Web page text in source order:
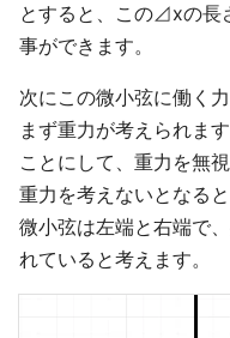
とすると、この⊿xの長
事ができます。
次にこの微小弦に働く力
まず重力が考えられま
ことにして、重力を無
重力を考えないとなる
微小弦は左端と右端で
れていると考えます。